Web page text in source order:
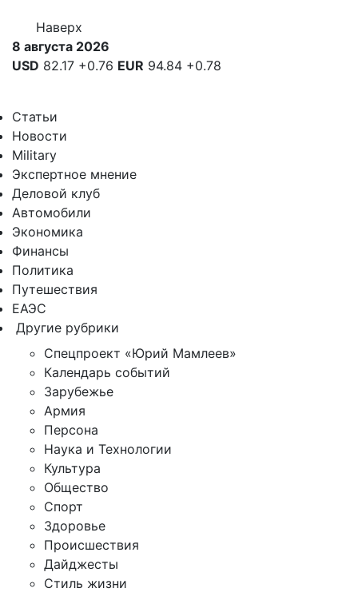
Наверх
8 августа 2026
USD 82.17 +0.76 EUR 94.84 +0.78
Статьи
Новости
Military
Экспертное мнение
Деловой клуб
Автомобили
Экономика
Финансы
Политика
Путешествия
ЕАЭС
Другие рубрики
Спецпроект «Юрий Мамлеев»
Календарь событий
Зарубежье
Армия
Персона
Наука и Технологии
Культура
Общество
Спорт
Здоровье
Происшествия
Дайджесты
Стиль жизни